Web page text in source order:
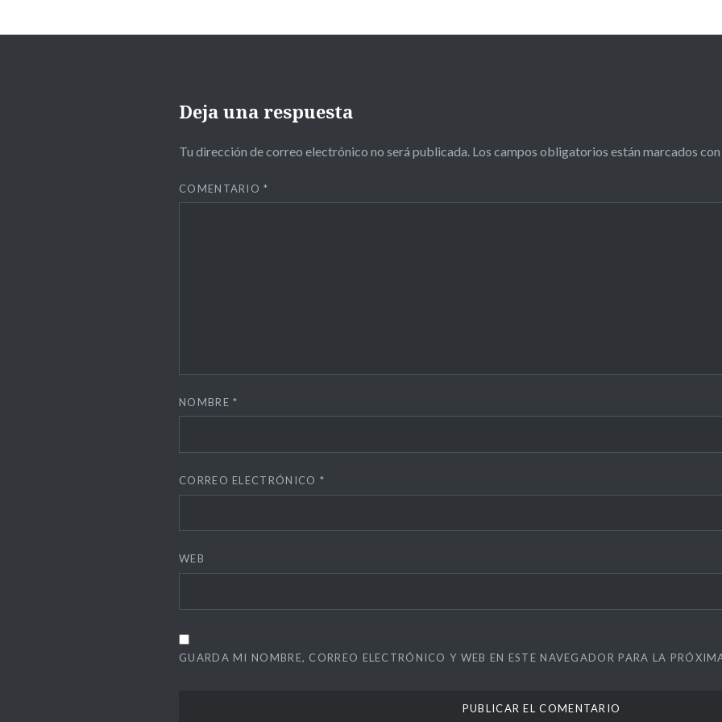
Deja una respuesta
Tu dirección de correo electrónico no será publicada. Los campos obligatorios están marcados con
COMENTARIO*
NOMBRE*
CORREO ELECTRÓNICO *
WEB
GUARDA MI NOMBRE, CORREO ELECTRÓNICO Y WEB EN ESTE NAVEGADOR PARA LA